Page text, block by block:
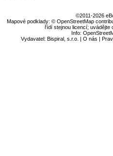
©2011-2026
Mapové podklady: © OpenStreetMap
řídí stejnou licencí; uvádějte
Info:
Vydavatel: Bispiral, s.r.o. |O nás |